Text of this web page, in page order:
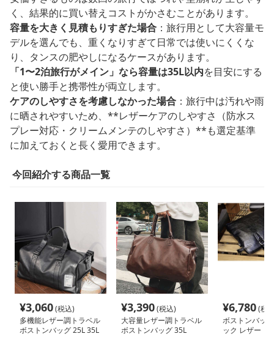
く、結果的に買い替えコストがかさむことがあります。
容量を大きく見積もりすぎた場合 ：旅行用として大容量モ
デルを選んでも、重くなりすぎて日常では使いにくくな
り、タンスの肥やしになるケースがあります。
「1〜2泊旅行がメイン」なら容量は35L以内を目安にする
と使い勝手と携帯性が両立します。
ケアのしやすさを考慮しなかった場合 ：旅行中は汚れや雨
に晒されやすいため、**レザーケアのしやすさ（防水ス
プレー対応・クリームメンテのしやすさ）**も選定基準
に加えておくと長く愛用できます。
今回紹介する商品一覧
¥3,060(税込)
多機能レザー調トラベル
ボストンバッグ 25L 35L
¥3,390(税込)
大容量レザー調トラベル
ボストンバッグ 35L
¥6,780(税
ボストンバッ
ック レザー ビ